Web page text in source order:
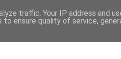
traffic. Your IP address and
ensure quality of service,